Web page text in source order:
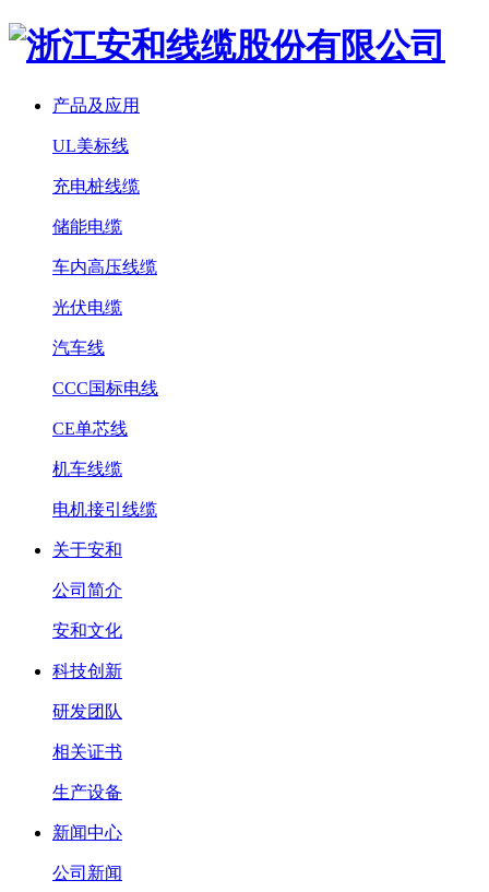
产品及应用
UL美标线
充电桩线缆
储能电缆
车内高压线缆
光伏电缆
汽车线
CCC国标电线
CE单芯线
机车线缆
电机接引线缆
关于安和
公司简介
安和文化
科技创新
研发团队
相关证书
生产设备
新闻中心
公司新闻